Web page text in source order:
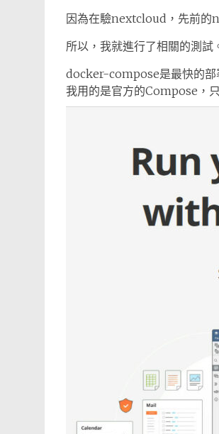
因為在驗nextcloud，先前的
所以，我就進行了相關的測試
docker-compose是最快的部
我用的是官方的Compose，